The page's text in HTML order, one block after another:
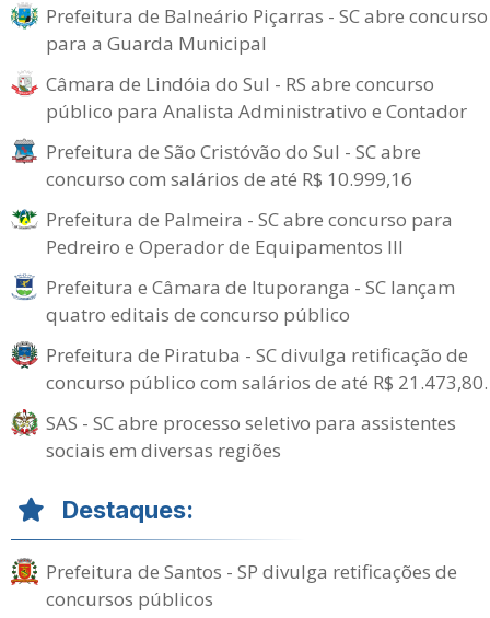
Prefeitura de Balneário Piçarras - SC abre concurso
para a Guarda Municipal
Câmara de Lindóia do Sul - RS abre concurso
público para Analista Administrativo e Contador
Prefeitura de São Cristóvão do Sul - SC abre
concurso com salários de até R$ 10.999,16
Prefeitura de Palmeira - SC abre concurso para
Pedreiro e Operador de Equipamentos III
Prefeitura e Câmara de Ituporanga - SC lançam
quatro editais de concurso público
Prefeitura de Piratuba - SC divulga retificação de
concurso público com salários de até R$ 21.473,80.
SAS - SC abre processo seletivo para assistentes
sociais em diversas regiões
Destaques:
Prefeitura de Santos - SP divulga retificações de
concursos públicos